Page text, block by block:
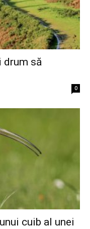
drum să
0
cuib al unei